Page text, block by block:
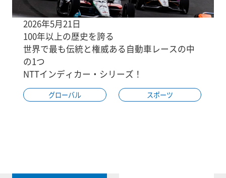
2026年5月21日
100年以上の歴史を誇る
世界で最も伝統と権威ある自動車レースの中
の1つ
NTTインディカー・シリーズ！
グローバル スポーツ